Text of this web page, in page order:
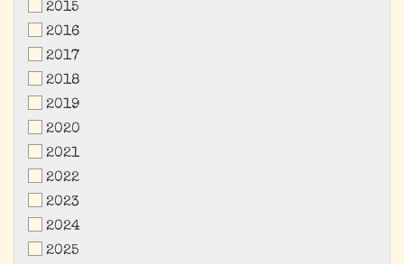
2015
2016
2017
2018
2019
2020
2021
2022
2023
2024
2025